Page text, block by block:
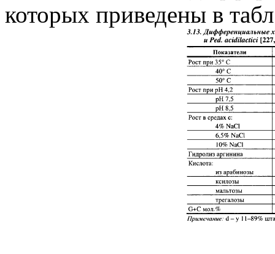
которых приведены в